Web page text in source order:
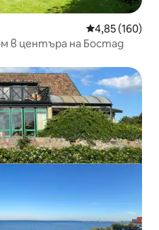
Средна
4,85 (160)
в центъра на Бостад